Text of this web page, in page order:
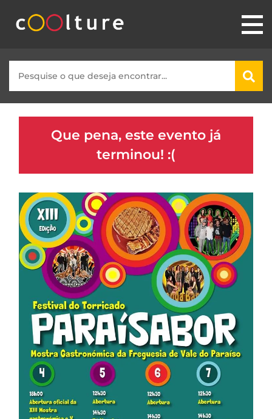
Que pena, este evento já
terminou! :(